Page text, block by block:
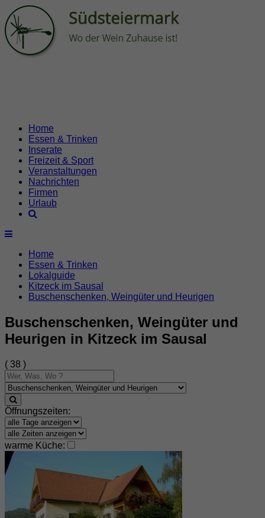
Home
Essen & Trinken
Inserate
Freizeit & Sport
Veranstaltungen
Nachrichten
Firmen
Urlaub
Home
Essen & Trinken
Lokalguide
Kitzeck im Sausal
Buschenschenken, Weingüter und Heurigen
Buschenschenken, Weingüter und
Heurigen in Kitzeck im Sausal
( 38 )
Öffnungszeiten:
warme Küche: